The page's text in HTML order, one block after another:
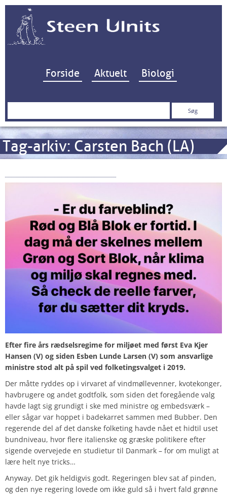
Hop til indhold
Forside Aktuelt Biologi
Søg
Tag-arkiv: Carsten Bach (LA)
Efter fire års rædselsregime for miljøet med først Eva Kjer
Hansen (V) og siden Esben Lunde Larsen (V) som ansvarlige
ministre stod alt på spil ved folketingsvalget i 2019.
Der måtte ryddes op i virvaret af vindmøllevenner, kvotekonger,
havbrugere og andet godtfolk, som siden det foregående valg
havde lagt sig grundigt i ske med ministre og embedsværk –
eller sågar var hoppet i badekarret sammen med Bubber. Den
regerende del af det danske folketing havde nået et hidtil uset
bundniveau, hvor flere italienske og græske politikere efter
sigende overvejede en studietur til Danmark – for om muligt at
lære helt nye tricks…
Anyway. Det gik heldigvis godt. Regeringen blev sat af pinden,
og den nye regering lovede om ikke guld så i hvert fald grønne